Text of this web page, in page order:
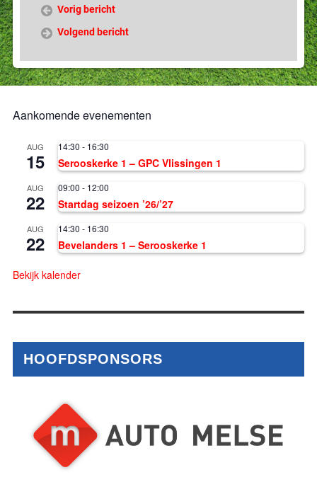
Vorig bericht
Volgend bericht
Aankomende evenementen
AUG
15
14:30 - 16:30
Serooskerke 1 – GPC Vlissingen 1
AUG
22
09:00 - 12:00
Startdag seizoen ’26/’27
AUG
22
14:30 - 16:30
Bevelanders 1 – Serooskerke 1
Bekijk kalender
HOOFDSPONSORS